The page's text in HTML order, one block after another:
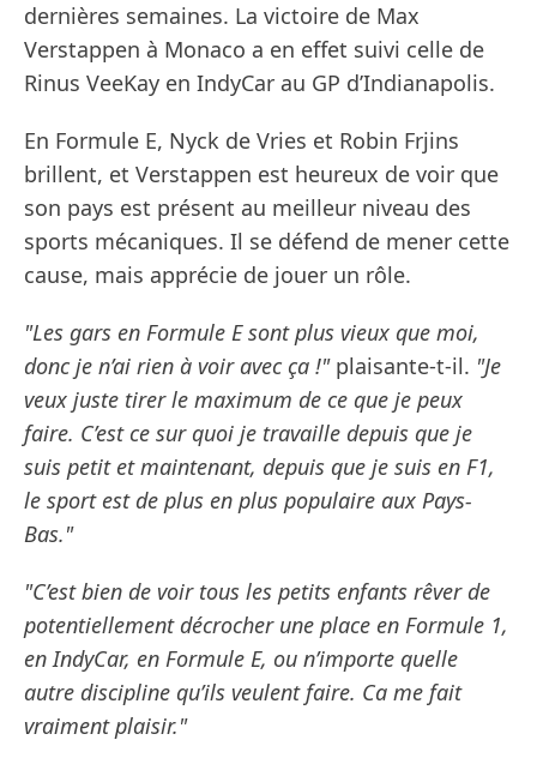
dernières semaines. La victoire de Max
Verstappen à Monaco a en effet suivi celle de
Rinus VeeKay en IndyCar au GP d’Indianapolis.
En Formule E, Nyck de Vries et Robin Frjins
brillent, et Verstappen est heureux de voir que
son pays est présent au meilleur niveau des
sports mécaniques. Il se défend de mener cette
cause, mais apprécie de jouer un rôle.
"Les gars en Formule E sont plus vieux que moi,
donc je n’ai rien à voir avec ça !"plaisante-t-il. "Je
veux juste tirer le maximum de ce que je peux
faire. C’est ce sur quoi je travaille depuis que je
suis petit et maintenant, depuis que je suis en F1,
le sport est de plus en plus populaire aux Pays-
Bas."
"C’est bien de voir tous les petits enfants rêver de
potentiellement décrocher une place en Formule 1,
en IndyCar, en Formule E, ou n’importe quelle
autre discipline qu’ils veulent faire. Ca me fait
vraiment plaisir."